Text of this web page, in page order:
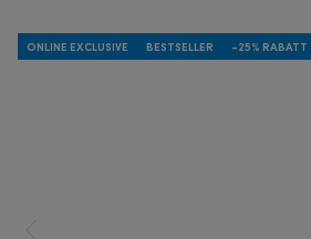
ONLINE EXCLUSIVE BESTSELLER -25% RABATT